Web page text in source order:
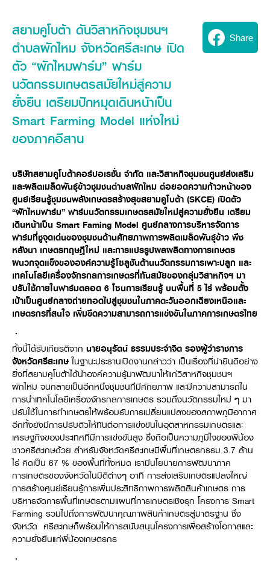
Construction
Mini-excavator
Mini-excavator Implement
Wheel Loader
Agricultural Innovation
Drone
Offers
Investment
Materials
Join the Network
Contact
Vision & Mission
4 Core Pillars of Business
Asian Leader with International Standard
International
Background
Export Products
International Subsidiaries Offices
International Service Centers
Job Positions
Internship Program
Employee Welfare
New Update
New Update
News & Activity
Corporate News
News & Social Activity
TVC
Social Activities
Community and Social Development
Education and Youth
Environment, Safety and Occupational Health
KUBOTA and Farmerco-operation
Large Scale Farm
Learning Centre
Online Journal
OnlineShowroom
Customer Service
Leasing
KUBOTA Store
KUBOTA (Agri) Solutions
KUBOTA FARM
KUBOTA FAMILY
language
ไทย English
สยามคูโบต้า ดันวิสาหกิจชุมชนฯ
ตำบลผักไหม จังหวัดศรีสะเกษ เปิด
ตัว “ผักไหมฟาร์ม” ฟาร์ม
นวัตกรรมเกษตรสมัยใหม่สู่ความ
ยั่งยืน เตรียมปักหมุดเดินหน้าเป็น
Smart Farming Model แห่งใหม่
ของภาคอีสาน
Share
บริษัทสยามคูโบต้าคอร์ปอเรชั่น จำกัด และวิสาหกิจชุมชนศูนย์ส่งเสริม
และผลิตเมล็ดพันธุ์ข้าวชุมชนตำบลผักไหม ต่อยอดความก้าวหน้าของ
ศูนย์เรียนรู้ชุมชนพลังเกษตรสร้างสุขสยามคูโบต้า (SKCE) เปิดตัว
“ผักไหมฟาร์ม” ฟาร์มนวัตกรรมเกษตรสมัยใหม่สู่ความยั่งยืน เตรียม
เดินหน้าเป็น Smart Faming Model ศูนย์กลางการบริหารจัดการ
ฟาร์มที่ชูจุดเด่นของชุมชนด้านศักยภาพการผลิตเมล็ดพันธุ์ข้าว พืช
หลังนา เกษตรทฤษฎีใหม่ และการแปรรูปผลผลิตทางการเกษตร
ผนวกจุดแข็งขององค์ความรู้โซลูชันด้านนวัตกรรมการเพาะปลูก และ
เทคโนโลยีเครื่องจักรกลการเกษตรที่ทันสมัยของกลุ่มวิสาหกิจฯ มา
ปรับใช้ภายในฟาร์มตลอด 6 โซนการเรียนรู้ บนพื้นที่ 5 ไร่ พร้อมตั้ง
เป้าเป็นศูนย์กลางถ่ายทอดไปสู่ชุมชนในภาคตะวันออกเฉียงเหนือและ
เกษตรกรที่สนใจ เพิ่มขีดความสามารถการแข่งขันในภาคการเกษตรไทย
.
ทั้งนี้ได้รับเกียรติจาก นายอนุรัตน์ ธรรมประจำจิต รองผู้ว่าราชการ
จังหวัดศรีสะเกษในฐานะประธานเปิดงานกล่าวว่า เป็นเรื่องที่น่ายินดีอย่าง
ยิ่งที่สยามคูโบต้าได้นำองค์ความรู้มาพัฒนาให้แก่วิสาหกิจชุมชนฯ
ผักไหม จนกลายเป็นอีกหนึ่งชุมชนที่มีศักยภาพ และมีความสามารถใน
การนำเทคโนโลยีเครื่องจักรกลการเกษตร รวมถึงนวัตกรรมใหม่ ๆ มา
ปรับใช้ในการทำเกษตรให้พร้อมรับการเปลี่ยนแปลงของสภาพภูมิอากาศ
อีกทั้งยังมีการปรับตัวให้ทันต่อการแข่งขันในอุตสาหกรรมเกษตรและ
เศรษฐกิจของประเทศที่มีการแข่งขันสูง ซึ่งถือเป็นความภูมิใจของพี่น้อง
ชาวศรีสะเกษด้วย สำหรับจังหวัดศรีสะเกษมีพื้นที่เกษตรกรรม 3.7 ล้าน
ไร่ คิดเป็น 67 % ของพื้นที่ทั้งหมด เรามีนโยบายการพัฒนาภาค
การเกษตรของจังหวัดในมิติต่างๆ อาทิ การส่งเสริมเกษตรแปลงใหญ่
การสร้างศูนย์เรียนรู้การเพิ่มประสิทธิภาพการผลิตสินค้าเกษตร การ
บริหารจัดการพื้นที่เกษตรตามแผนที่การเกษตรเชิงรุก โครงการ Smart
Farming รวมไปถึงการพัฒนาคุณภาพสินค้าเกษตรสู่มาตรฐาน ซึ่ง
จังหวัด ศรีสะเกษก็พร้อมให้การสนับสนุนโครงการเพื่อสร้างโอกาสและ
ความยั่งยืนแก่พี่น้องเกษตรกร
.